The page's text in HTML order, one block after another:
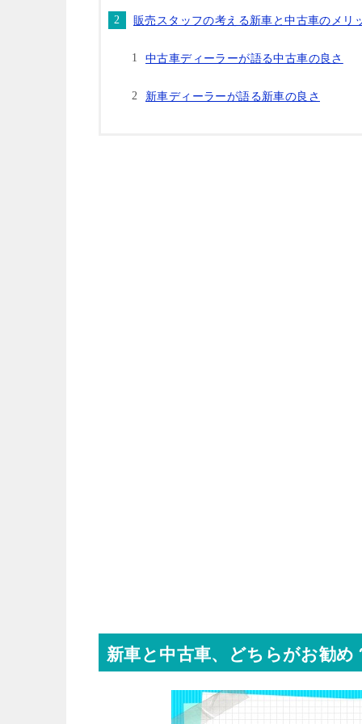
販売スタッフの考える新車と中古車のメリ
中古車ディーラーが語る中古車の良さ
新車ディーラーが語る新車の良さ
新車と中古車、どちらがお勧め